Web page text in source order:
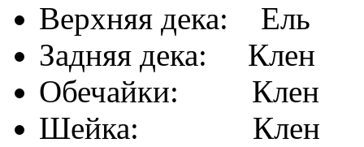
Верхняя дека: Ель
Задняя дека: Клен
Обечайки: Клен
Шейка: Клен